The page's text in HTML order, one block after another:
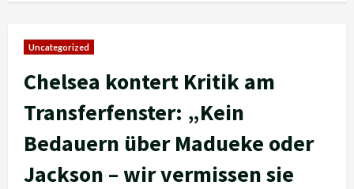
Uncategorized
Chelsea kontert Kritik am
Transferfenster: „Kein
Bedauern über Madueke oder
Jackson – wir vermissen sie